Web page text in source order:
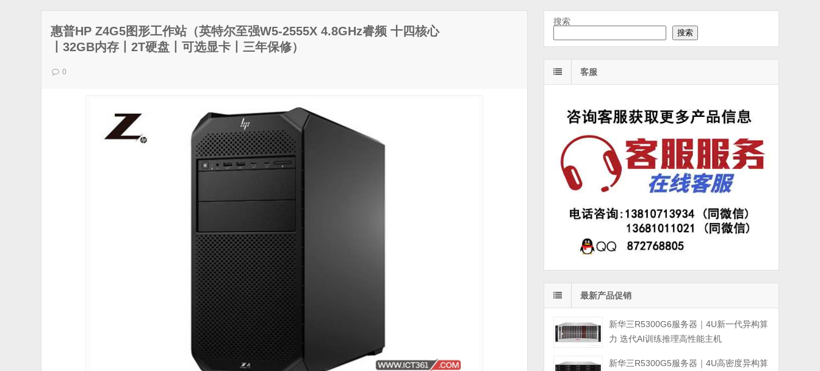
惠普HP Z4G5图形工作站（英特尔至强W5-2555X 4.8GHz睿频 十四核心
丨32GB内存丨2T硬盘丨可选显卡丨三年保修）
0
搜索
搜索
客服
最新产品促销
新华三R5300G6服务器｜4U新一代异构算
力 迭代AI训练推理高性能主机
新华三R5300G5服务器｜4U高密度异构算